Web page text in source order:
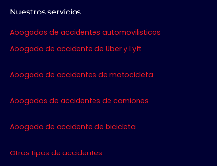
e
b
o
o
t
t
e
r
t
a
g
r
m
u
b
e
Nuestros servicios
Abogados de accidentes automovilisticos
Abogado de accidente de Uber y Lyft
Abogado de accidentes de motocicleta
Abogados de accidentes de camiones
Abogado de accidente de bicicleta
Otros tipos de accidentes